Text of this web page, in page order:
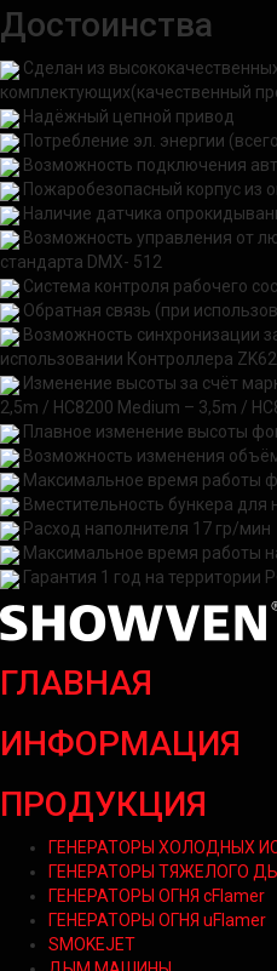
Достоинства
Сделан из
комплектующих(качественный
Надёжный цепной привод
Потребление эл. энергии
Возможность подключения
Пожаробезопасный корпус из
Наличие датчика
Возможность управления от
стандарта DMX- 512
Система контроля рабочего
Обратная связь (при
Возможность синхронизации
использовании Контроллера
Изменение высоты за счёт
2,5m / HC8200 Medium – 3,5m /
Плавное изменение высоты
Возможность изменения
Максимальное время работы
Вместительность бункера для
Расход наполнителя 17 гр/мин
Максимальное время работы
Гарантия 1 год на территории
ГЛАВНАЯ
ИНФОРМАЦИЯ
ПРОДУКЦИЯ
ГЕНЕРАТОРЫ ХОЛОДНЫХ
ГЕНЕРАТОРЫ ТЯЖЕЛОГО
ГЕНЕРАТОРЫ ОГНЯ cFlamer
ГЕНЕРАТОРЫ ОГНЯ uFlamer
SMOKEJET